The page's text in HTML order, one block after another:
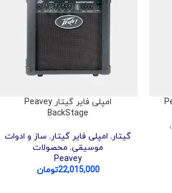
,
امپلی فایر گیتار Peavey
BackStage
گیتار, امپلی فایر گیتار, ساز و ادوات
موسیقی, محصولات
Peavey
22,015,000تومان